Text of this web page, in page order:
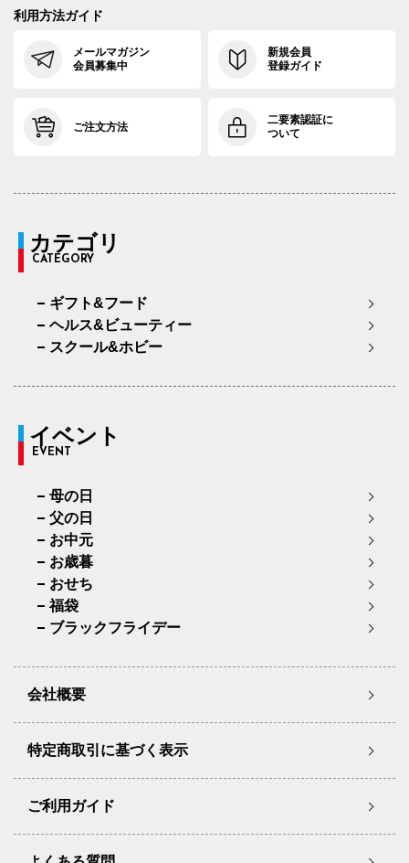
利用方法ガイド
メールマガジン
会員募集中
新規会員
登録ガイド
ご注文方法
二要素認証に
ついて
カテゴリ
CATEGORY
ギフト&フード
ヘルス&ビューティー
スクール&ホビー
イベント
EVENT
母の日
父の日
お中元
お歳暮
おせち
福袋
ブラックフライデー
会社概要
特定商取引に基づく表示
ご利用ガイド